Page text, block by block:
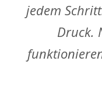
jedem
Druck.